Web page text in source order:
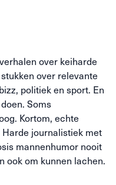
over keiharde
over relevante
politiek en sport. En
doen. Soms
Kortom, echte
journalistiek met
mannenhumor nooit
ook om kunnen lachen.